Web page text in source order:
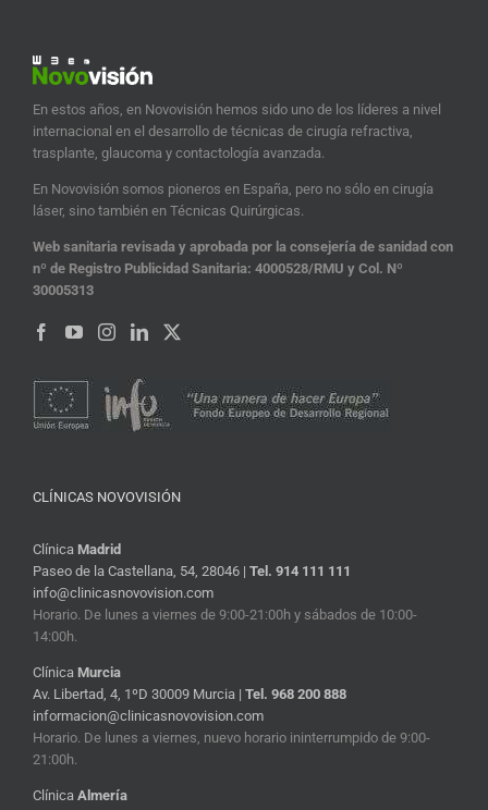
En estos años, en Novovisión hemos sido uno de los líderes a nivel
internacional en el desarrollo de técnicas de cirugía refractiva,
trasplante, glaucoma y contactología avanzada.
En Novovisión somos pioneros en España, pero no sólo en cirugía
láser, sino también en Técnicas Quirúrgicas.
Web sanitaria revisada y aprobada por la consejería de sanidad con
nº de Registro Publicidad Sanitaria: 4000528/RMU y Col. Nº
30005313
CLÍNICAS NOVOVISIÓN
Clínica Madrid
Paseo de la Castellana, 54, 28046 | Tel. 914 111 111
info@clinicasnovovision.com
Horario. De lunes a viernes de 9:00-21:00h y sábados de 10:00-
14:00h.
Clínica Murcia
Av. Libertad, 4, 1ºD 30009 Murcia | Tel. 968 200 888
informacion@clinicasnovovision.com
Horario. De lunes a viernes, nuevo horario ininterrumpido de 9:00-
21:00h.
Clínica Almería